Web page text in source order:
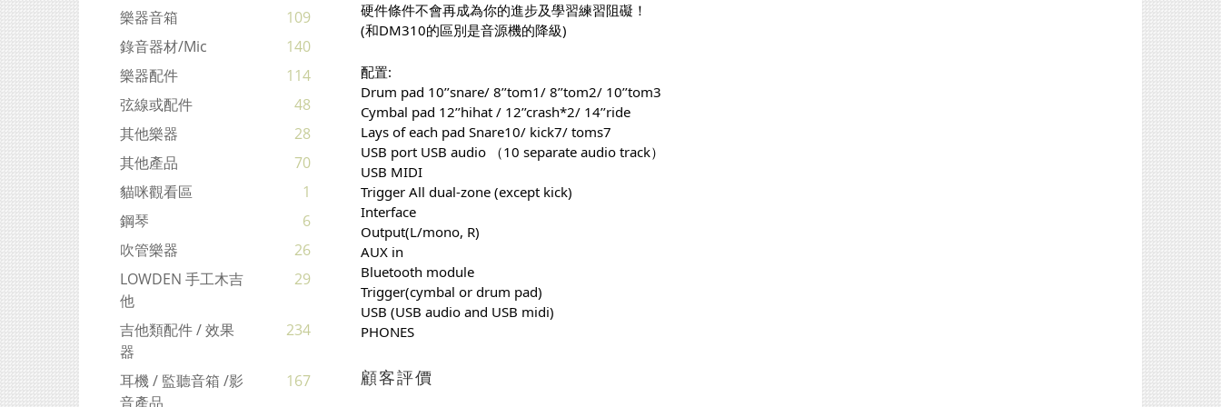
樂器音箱
109
錄音器材/mic
140
樂器配件
114
弦線或配件
48
其他樂器
28
其他產品
70
貓咪觀看區
1
鋼琴
6
吹管樂器
26
LOWDEN 手工木吉
他
29
吉他類配件 / 效果
器
234
耳機 / 監聽音箱 /影
音產品
167
硬件條件不會再成為你的進步及學習練習阻礙！
(和DM310的區別是音源機的降級)
配置:
Drum pad 10’’snare/ 8’’tom1/ 8’’tom2/ 10’’tom3
Cymbal pad 12’’hihat / 12’’crash*2/ 14’’ride
Lays of each pad Snare10/ kick7/ toms7
USB port USB audio （10 separate audio track）
USB MIDI
Trigger All dual-zone (except kick)
Interface
Output(L/mono, R)
AUX in
Bluetooth module
Trigger(cymbal or drum pad)
USB (USB audio and USB midi)
PHONES
顧客評價